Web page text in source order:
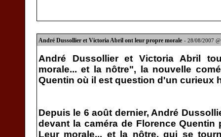
André Dussollier et Victoria Abril ont leur propre morale - 28/08/2007
André Dussollier et Victoria Abril
morale... et la nôtre", la nouvelle
Quentin où il est question d'un curieux
Depuis le 6 août dernier, André
devant la caméra de Florence
Leur morale... et la nôtre, qui se